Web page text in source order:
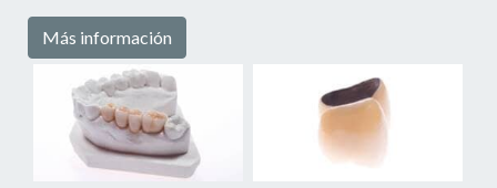
Más información